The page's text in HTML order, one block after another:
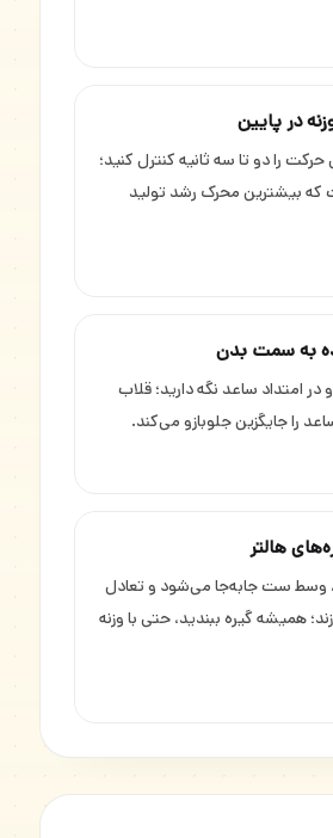
در پایین
را دو تا سه ثانیه کنترل کنید؛
بیشترین محرک رشد تولید
به سمت بدن
در امتداد ساعد نگه دارید؛ قلاب
را جایگزین جلوبازو می‌کند.
هالتر
ست جابه‌جا می‌شود و تعادل
همیشه گیره ببندید، حتی با وزنه